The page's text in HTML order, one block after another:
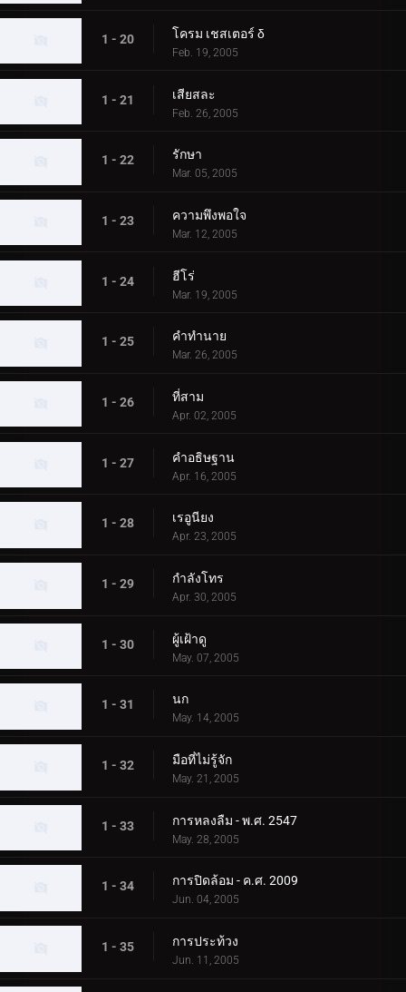
1 - 20 โครม เชสเตอร์ δ
Feb. 19, 2005
1 - 21 เสียสละ
Feb. 26, 2005
1 - 22 รักษา
Mar. 05, 2005
1 - 23 ความพึงพอใจ
Mar. 12, 2005
1 - 24 ฮีโร่
Mar. 19, 2005
1 - 25 คำทำนาย
Mar. 26, 2005
1 - 26 ที่สาม
Apr. 02, 2005
1 - 27 คำอธิษฐาน
Apr. 16, 2005
1 - 28 เรอูนียง
Apr. 23, 2005
1 - 29 กำลังโทร
Apr. 30, 2005
1 - 30 ผู้เฝ้าดู
May. 07, 2005
1 - 31 นก
May. 14, 2005
1 - 32 มือที่ไม่รู้จัก
May. 21, 2005
1 - 33 การหลงลืม - พ.ศ. 2547
May. 28, 2005
1 - 34 การปิดล้อม - ค.ศ. 2009
Jun. 04, 2005
1 - 35 การประท้วง
Jun. 11, 2005